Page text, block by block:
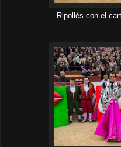
Ripollés con el